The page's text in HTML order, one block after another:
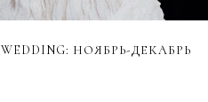
НОЯБРЬ-ДЕКАБРЬ